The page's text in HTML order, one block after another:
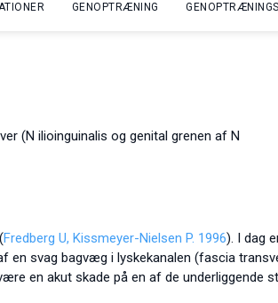
GENOPTRÆNING
(N ilioinguinalis og genital grenen af N
Fredberg U, Kissmeyer-Nielsen P. 1996). I dag
en svag bagvæg i lyskekanalen (fascia
en akut skade på en af de underliggende